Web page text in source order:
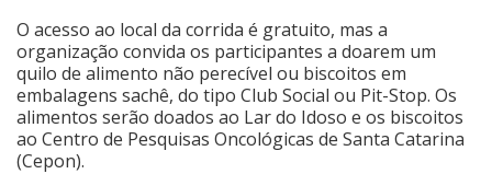
O acesso ao local da corrida é gratuito, mas a
organização convida os participantes a doarem um
quilo de alimento não perecível ou biscoitos em
embalagens sachê, do tipo Club Social ou Pit-Stop. Os
alimentos serão doados ao Lar do Idoso e os biscoitos
ao Centro de Pesquisas Oncológicas de Santa Catarina
(Cepon).